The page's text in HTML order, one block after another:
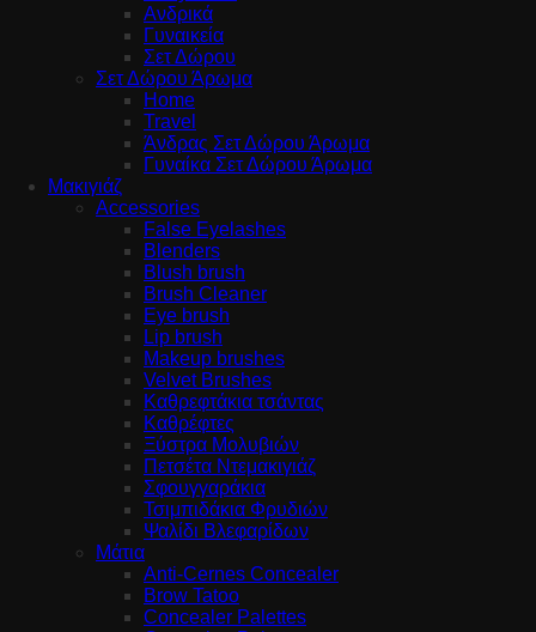
Ανδρικά
Γυναικεία
Σετ Δώρου
Σετ Δώρου Άρωμα
Home
Travel
Άνδρας Σετ Δώρου Άρωμα
Γυναίκα Σετ Δώρου Άρωμα
Μακιγιάζ
Accessories
False Eyelashes
Blenders
Blush brush
Brush Cleaner
Eye brush
Lip brush
Makeup brushes
Velvet Brushes
Καθρεφτάκια τσάντας
Καθρέφτες
Ξύστρα Μολυβιών
Πετσέτα Ντεμακιγιάζ
Σφουγγαράκια
Τσιμπιδάκια Φρυδιών
Ψαλίδι Βλεφαρίδων
Μάτια
Anti-Cernes Concealer
Brow Tatoo
Concealer Palettes